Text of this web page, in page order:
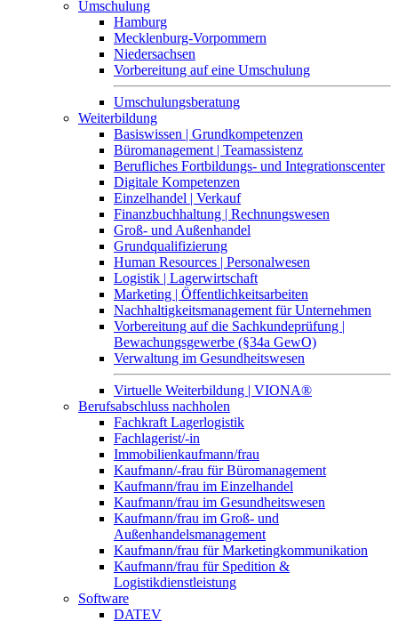
Umschulung
Hamburg
Mecklenburg-Vorpommern
Niedersachsen
Vorbereitung auf eine Umschulung
Umschulungsberatung
Weiterbildung
Basiswissen | Grundkompetenzen
Büromanagement | Teamassistenz
Berufliches Fortbildungs- und Integrationscenter
Digitale Kompetenzen
Einzelhandel | Verkauf
Finanzbuchhaltung | Rechnungswesen
Groß- und Außenhandel
Grundqualifizierung
Human Resources | Personalwesen
Logistik | Lagerwirtschaft
Marketing | Öffentlichkeitsarbeiten
Nachhaltigkeitsmanagement für Unternehmen
Vorbereitung auf die Sachkundeprüfung |
Bewachungsgewerbe (§34a GewO)
Verwaltung im Gesundheitswesen
Virtuelle Weiterbildung | VIONA®
Berufsabschluss nachholen
Fachkraft Lagerlogistik
Fachlagerist/-in
Immobilienkaufmann/frau
Kaufmann/-frau für Büromanagement
Kaufmann/frau im Einzelhandel
Kaufmann/frau im Gesundheitswesen
Kaufmann/frau im Groß- und
Außenhandelsmanagement
Kaufmann/frau für Marketingkommunikation
Kaufmann/frau für Spedition &
Logistikdienstleistung
Software
DATEV